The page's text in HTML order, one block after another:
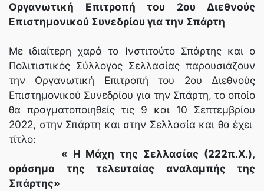
Οργανωτική Επιτροπή του 2ου Διεθνούς
Επιστημονικού Συνεδρίου για την Σπάρτη
Με ιδιαίτερη χαρά το Ινστιτούτο Σπάρτης και ο
Πολιτιστικός Σύλλογος Σελλασίας παρουσιάζουν
την Οργανωτική Επιτροπή του 2ου Διεθνούς
Επιστημονικού Συνεδρίου για την Σπάρτη, το οποίο
θα πραγματοποιηθείς τις 9 και 10 Σεπτεμβρίου
2022, στην Σπάρτη και στην Σελλασία και θα έχει
τίτλο:
« Η Μάχη της Σελλασίας (222π.Χ.),
ορόσημο της τελευταίας αναλαμπής της
Σπάρτης»